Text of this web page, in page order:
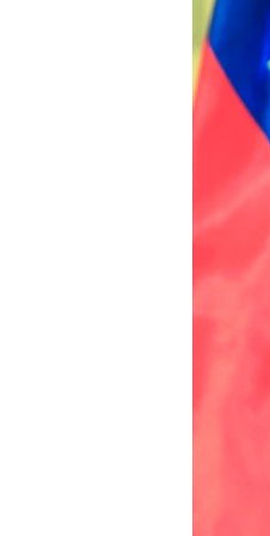
КРЫМ.НЕПОКОРЕННЫЙ
УКРАИНСКАЯ ПРОБЛЕМА КРЫМА